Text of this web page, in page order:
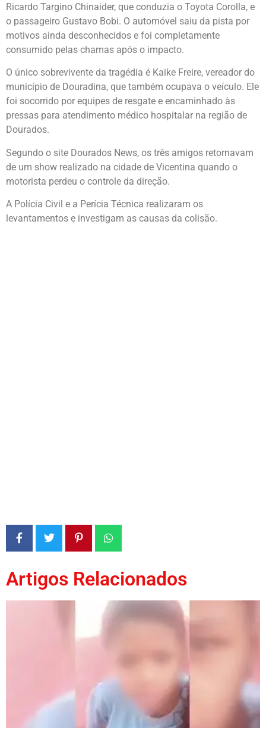
Ricardo Targino Chinaider, que conduzia o Toyota Corolla, e
o passageiro Gustavo Bobi. O automóvel saiu da pista por
motivos ainda desconhecidos e foi completamente
consumido pelas chamas após o impacto.
O único sobrevivente da tragédia é Kaike Freire, vereador do
município de Douradina, que também ocupava o veículo. Ele
foi socorrido por equipes de resgate e encaminhado às
pressas para atendimento médico hospitalar na região de
Dourados.
Segundo o site Dourados News, os três amigos retornavam
de um show realizado na cidade de Vicentina quando o
motorista perdeu o controle da direção.
A Polícia Civil e a Perícia Técnica realizaram os
levantamentos e investigam as causas da colisão.
Artigos Relacionados